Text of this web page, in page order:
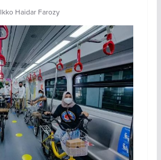
Ikko Haidar Farozy